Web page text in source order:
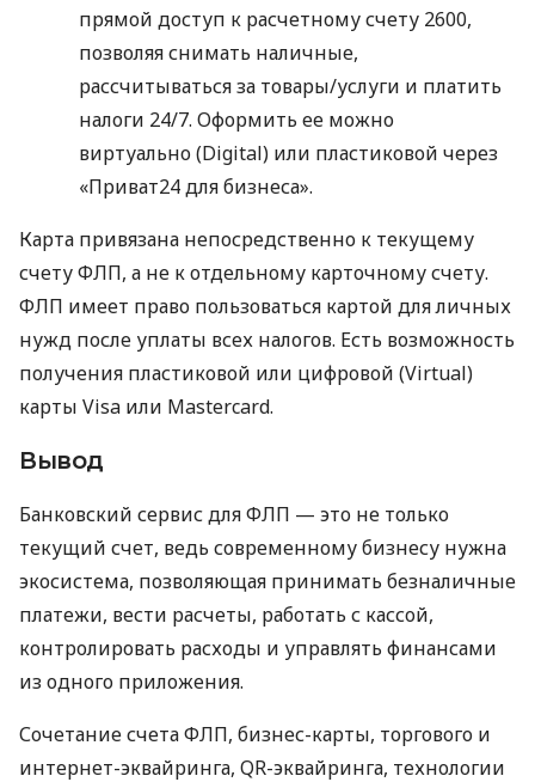
прямой доступ к расчетному счету 2600,
позволяя снимать наличные,
рассчитываться за товары/услуги и платить
налоги 24/7. Оформить ее можно
виртуально (Digital) или пластиковой через
«Приват24 для бизнеса».
Карта привязана непосредственно к текущему
счету ФЛП, а не к отдельному карточному счету.
ФЛП имеет право пользоваться картой для личных
нужд после уплаты всех налогов. Есть возможность
получения пластиковой или цифровой (Virtual)
карты Visa или Mastercard.
Вывод
Банковский сервис для ФЛП — это не только
текущий счет, ведь современному бизнесу нужна
экосистема, позволяющая принимать безналичные
платежи, вести расчеты, работать с кассой,
контролировать расходы и управлять финансами
из одного приложения.
Сочетание счета ФЛП, бизнес-карты, торгового и
интернет-эквайринга, QR-эквайринга, технологии